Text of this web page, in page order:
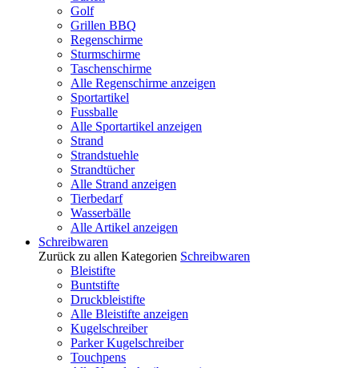
Golf
Grillen BBQ
Regenschirme
Sturmschirme
Taschenschirme
Alle Regenschirme anzeigen
Sportartikel
Fussballe
Alle Sportartikel anzeigen
Strand
Strandstuehle
Strandtücher
Alle Strand anzeigen
Tierbedarf
Wasserbälle
Alle Artikel anzeigen
Schreibwaren
Zurück zu allen Kategorien Schreibwaren
Bleistifte
Buntstifte
Druckbleistifte
Alle Bleistifte anzeigen
Kugelschreiber
Parker Kugelschreiber
Touchpens